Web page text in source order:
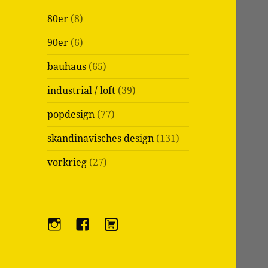
80er (8)
90er (6)
bauhaus (65)
industrial / loft (39)
popdesign (77)
skandinavisches design (131)
vorkrieg (27)
i
f
e